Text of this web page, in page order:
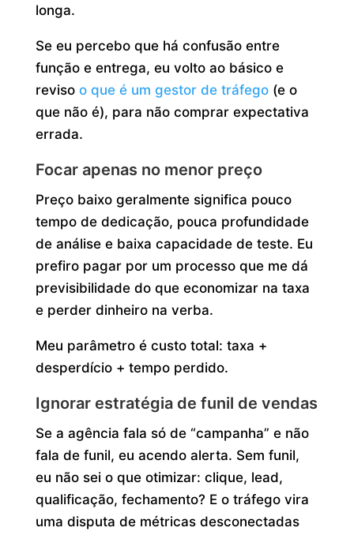
longa.
Se eu percebo que há confusão entre
função e entrega, eu volto ao básico e
reviso o que é um gestor de tráfego(e o
que não é), para não comprar expectativa
errada.
Focar apenas no menor preço
Preço baixo geralmente significa pouco
tempo de dedicação, pouca profundidade
de análise e baixa capacidade de teste. Eu
prefiro pagar por um processo que me dá
previsibilidade do que economizar na taxa
e perder dinheiro na verba.
Meu parâmetro é custo total: taxa +
desperdício + tempo perdido.
Ignorar estratégia de funil de vendas
Se a agência fala só de “campanha” e não
fala de funil, eu acendo alerta. Sem funil,
eu não sei o que otimizar: clique, lead,
qualificação, fechamento? E o tráfego vira
uma disputa de métricas desconectadas